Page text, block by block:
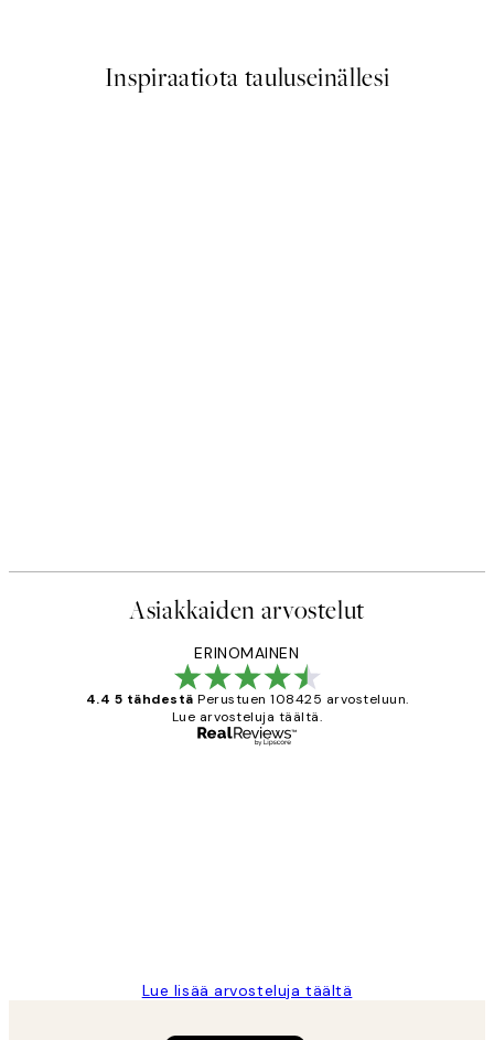
Inspiraatiota tauluseinällesi
Asiakkaiden arvostelut
ERINOMAINEN
4.4 5 tähdestä Perustuen 108425 arvosteluun.
Lue arvosteluja täältä.
Lue lisää arvosteluja täältä